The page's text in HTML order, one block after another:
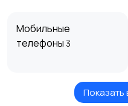
Мобильные
телефоны 3
Умные часы и Показать